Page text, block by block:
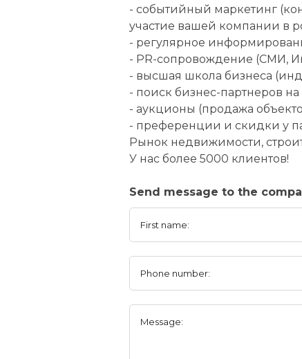
- событийный маркетинг
участие вашей компании в
- регулярное
- PR-сопровождение (СМИ,
- высшая школа бизнеса
- поиск бизнес-партнеров
- аукционы (продажа
- преференции и скидки у
Рынок недвижимости,
У нас более 5000 клиентов!
Send message to the
First name:
Phone number:
Message: